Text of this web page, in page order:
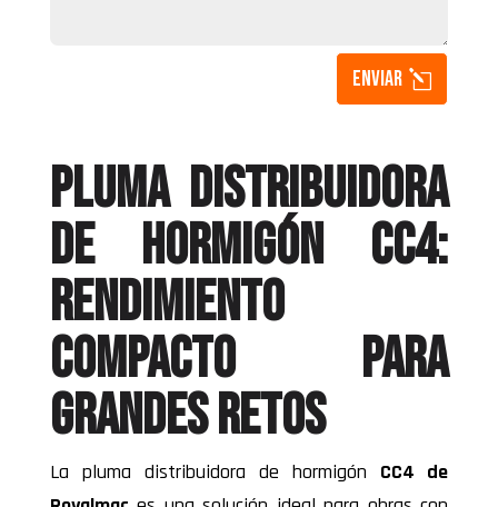
Enviar
pluma distribuidora
de hormigón cc4:
rendimiento
compacto para
grandes retos
La pluma distribuidora de hormigón CC4 de